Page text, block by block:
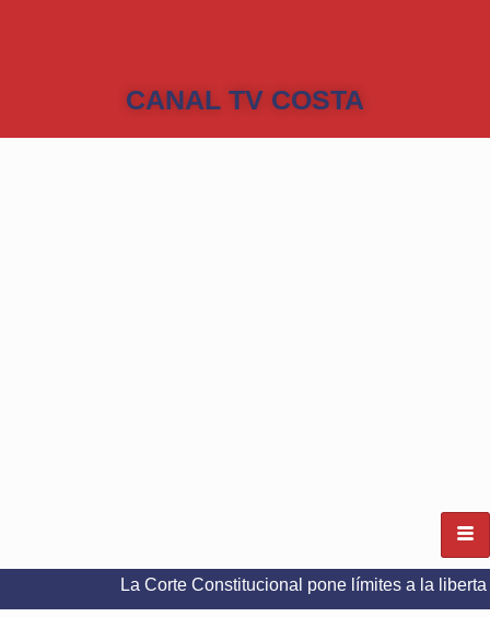
CANAL TV COSTA
La Corte Constitucional pone límites a la libertad de